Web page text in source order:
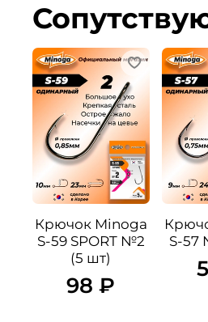
Крючок Minoga
S-59 SPORT №2
(5 шт)
98 ₽
S-57